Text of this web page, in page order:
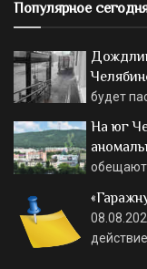
Популярное
будет
На юг
обещают